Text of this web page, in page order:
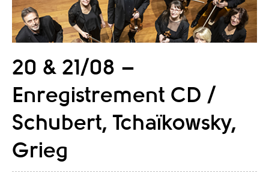
20 & 21/08 –
Enregistrement CD /
Schubert, Tchaïkowsky,
Grieg